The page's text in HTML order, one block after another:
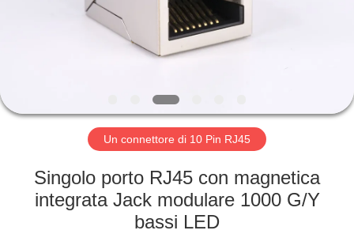
CIRCA
GIRO
Un connettore di 10 Pin RJ45
Singolo porto RJ45 con magnetica
integrata Jack modulare 1000 G/Y
bassi LED